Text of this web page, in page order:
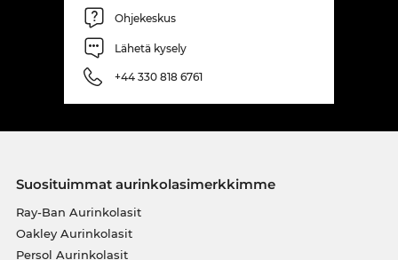
Ohjekeskus
Lähetä kysely
+44 330 818 6761
Suosituimmat aurinkolasimerkkimme
Ray-Ban Aurinkolasit
Oakley Aurinkolasit
Persol Aurinkolasit